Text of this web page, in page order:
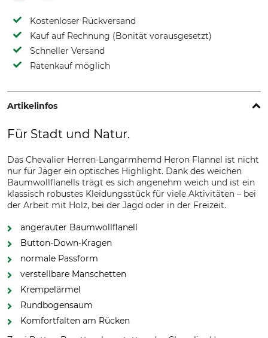
Kostenloser Rückversand
Kauf auf Rechnung (Bonität vorausgesetzt)
Schneller Versand
Ratenkauf möglich
Artikelinfos
Für Stadt und Natur.
Das Chevalier Herren-Langarmhemd Heron Flannel ist nicht
nur für Jäger ein optisches Highlight. Dank des weichen
Baumwollflanells trägt es sich angenehm weich und ist ein
klassisch robustes Kleidungsstück für viele Aktivitäten – bei
der Arbeit mit Holz, bei der Jagd oder in der Freizeit.
angerauter Baumwollflanell
Button-Down-Kragen
normale Passform
verstellbare Manschetten
Krempelärmel
Rundbogensaum
Komfortfalten am Rücken